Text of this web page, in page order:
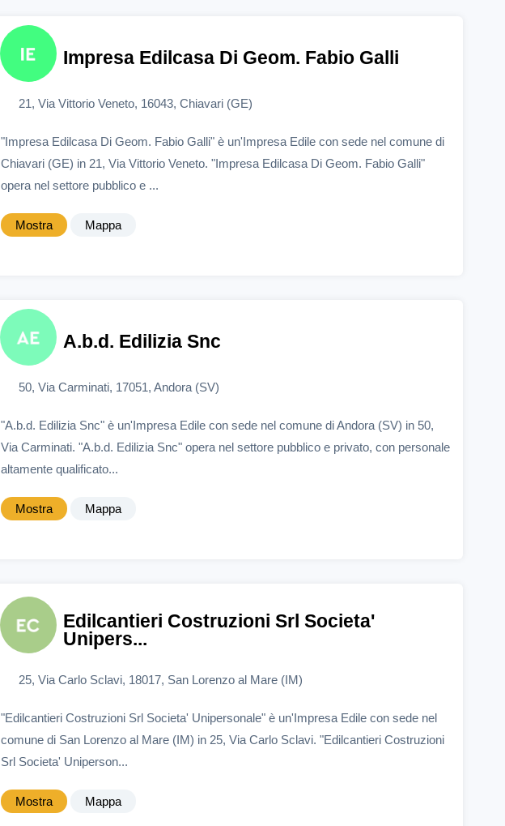
Impresa Edilcasa Di Geom. Fabio Galli
21, Via Vittorio Veneto, 16043, Chiavari (GE)
"Impresa Edilcasa Di Geom. Fabio Galli" è un'Impresa Edile con sede nel comune di
Chiavari (GE) in 21, Via Vittorio Veneto. "Impresa Edilcasa Di Geom. Fabio Galli"
opera nel settore pubblico e ...
Mostra Mappa
A.b.d. Edilizia Snc
50, Via Carminati, 17051, Andora (SV)
"A.b.d. Edilizia Snc" è un'Impresa Edile con sede nel comune di Andora (SV) in 50,
Via Carminati. "A.b.d. Edilizia Snc" opera nel settore pubblico e privato, con personale
altamente qualificato...
Mostra Mappa
Edilcantieri Costruzioni Srl Societa'
Unipers...
25, Via Carlo Sclavi, 18017, San Lorenzo al Mare (IM)
"Edilcantieri Costruzioni Srl Societa' Unipersonale" è un'Impresa Edile con sede nel
comune di San Lorenzo al Mare (IM) in 25, Via Carlo Sclavi. "Edilcantieri Costruzioni
Srl Societa' Uniperson...
Mostra Mappa